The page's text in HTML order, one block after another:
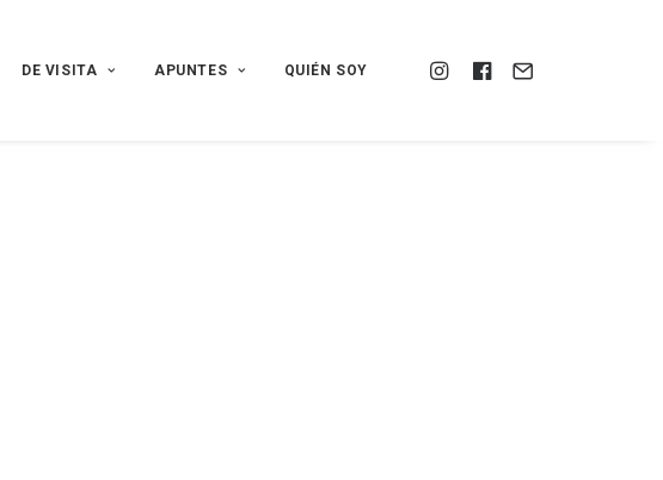
DE VISITA APUNTES QUIÉN SOY